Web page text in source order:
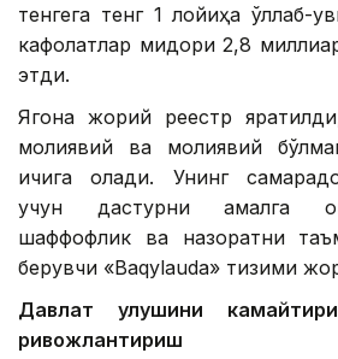
тенгега тенг 1 лойиҳа қўллаб-
кафолатлар миқдори 2,8
этди.
Ягона жорий реестр
молиявий ва молиявий
ичига олади. Унинг
учун дастурни амалга
шаффофлик ва назоратни
берувчи «Baqylauda» тизими
Давлат улушини
ривожлантириш